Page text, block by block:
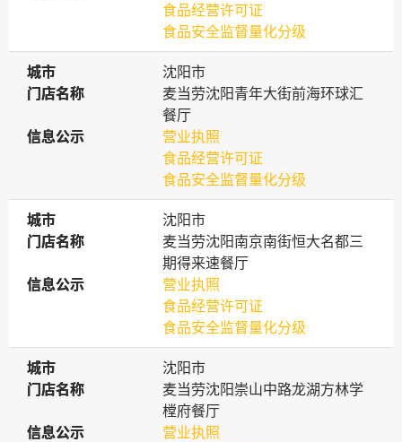
食品经营许可证
食品安全监督量化分级
城市
城市
沈阳市
门店名称
门店名称
麦当劳沈阳青年大街前海环球汇
餐厅
信息公示
信息公示
营业执照
食品经营许可证
食品安全监督量化分级
城市
城市
沈阳市
门店名称
门店名称
麦当劳沈阳南京南街恒大名都三
期得来速餐厅
信息公示
信息公示
营业执照
食品经营许可证
食品安全监督量化分级
城市
城市
沈阳市
门店名称
门店名称
麦当劳沈阳崇山中路龙湖方林学
樘府餐厅
信息公示
信息公示
营业执照